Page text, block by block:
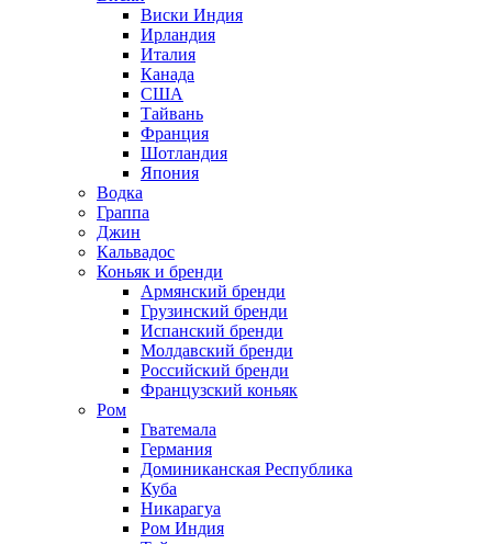
Виски Индия
Ирландия
Италия
Канада
США
Тайвань
Франция
Шотландия
Япония
Водка
Граппа
Джин
Кальвадос
Коньяк и бренди
Армянский бренди
Грузинский бренди
Испанский бренди
Молдавский бренди
Российский бренди
Французский коньяк
Ром
Гватемала
Германия
Доминиканская Республика
Куба
Никарагуа
Ром Индия